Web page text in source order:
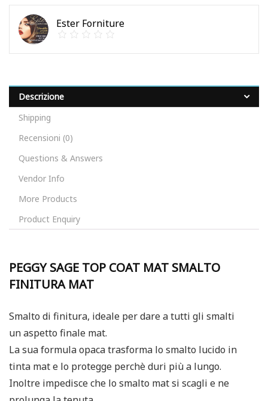
Ester Forniture
Descrizione
Shipping
Recensioni (0)
Questions & Answers
Vendor Info
More Products
Product Enquiry
PEGGY SAGE TOP COAT MAT SMALTO
FINITURA MAT
Smalto di finitura, ideale per dare a tutti gli smalti
un aspetto finale mat.
La sua formula opaca trasforma lo smalto lucido in
tinta mat e lo protegge perchè duri più a lungo.
Inoltre impedisce che lo smalto mat si scagli e ne